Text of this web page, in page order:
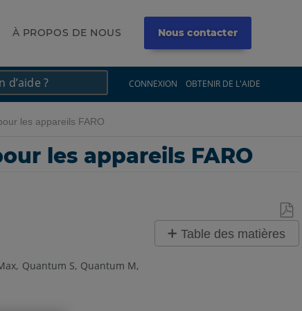
À PROPOS DE NOUS Nous contacter
CONNEXION OBTENIR DE L'AIDE
×
les appareils FARO
les appareils FARO
en
Table des matières
Quantum S Quantum M